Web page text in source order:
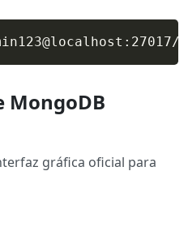
MongoDB
gráfica oficial para